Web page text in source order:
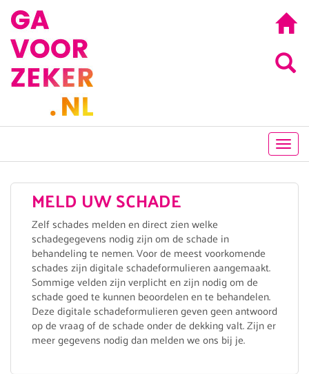
MELD UW SCHADE
Zelf schades melden en direct zien welke
schadegegevens nodig zijn om de schade in
behandeling te nemen. Voor de meest voorkomende
schades zijn digitale schadeformulieren aangemaakt.
Sommige velden zijn verplicht en zijn nodig om de
schade goed te kunnen beoordelen en te behandelen.
Deze digitale schadeformulieren geven geen antwoord
op de vraag of de schade onder de dekking valt. Zijn er
meer gegevens nodig dan melden we ons bij je.